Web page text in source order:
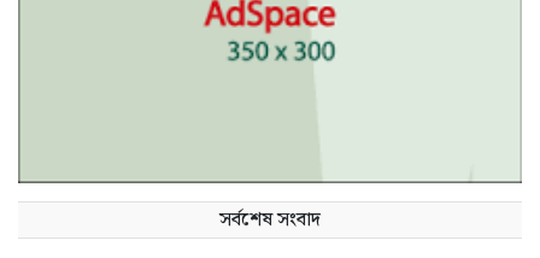
সর্বশেষ সংবাদ